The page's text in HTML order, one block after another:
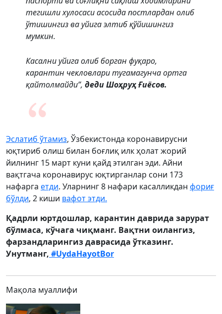
тегишли хулосаси асосида постлардан олиб
ўтишингиз ва уйига элтиб қўйишингиз
мумкин.
Касални уйига олиб борган фуқаро,
карантин чекловлари тугамагунча ортга
қайтолмайди”, деди Шоҳруҳ Ғиёсов.
Эслатиб ўтамиз, Ўзбекистонда коронавирусни
юқтириб олиш билан боғлиқ илк ҳолат жорий
йилнинг 15 март куни қайд этилган эди. Айни
вақтгача коронавирус юқтирганлар сони 173
нафарга етди. Уларнинг 8 нафари касалликдан фориғ
бўлди, 2 киши вафот этди.
Қадрли юртдошлар, карантин даврида зарурат
бўлмаса, кўчага чиқманг. Вақтни оилангиз,
фарзандларингиз даврасида ўтказинг.
Унутманг, #UydaHayotBor
Мақола муаллифи